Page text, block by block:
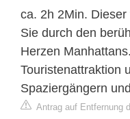
ca. 2h 2Min.
Sie durch den
Herzen
Touristenattraktion
Spaziergängern
Antrag auf Entfernung